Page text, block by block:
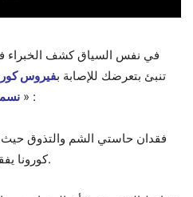
تنبئ بتعرضك للإصابة بفيروس
« » من خلال التقرير التالي :
كورونا يفقدون القدرة على الشم والتذوق.